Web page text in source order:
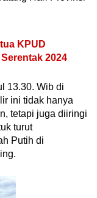
KPUD
2024
13.30. Wib di
ini tidak hanya
tetapi juga diiringi
turut
Putih di